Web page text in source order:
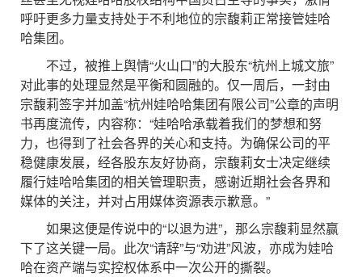
呼吁更多力量支持处于不利地位的宗馥莉正常接管娃哈
哈集团。
不过，被推上舆情“火山口”的大股东“杭州上城文旅”
对此事的处理显然是平衡和圆融的。仅一周后，一封由
宗馥莉签字并加盖“杭州娃哈哈集团有限公司”公章的声明
书再度流传，内容称：“娃哈哈承载着我们的梦想和努
力，也得到了社会各界的关心和支持。为确保公司的平
稳健康发展，经各股东友好协商，宗馥莉女士决定继续
履行娃哈哈集团的相关管理职责，感谢近期社会各界和
媒体的关注，并对占用媒体资源表示歉意。”
如果这便是传说中的“以退为进”，那么宗馥莉显然赢
下了这关键一局。此次“请辞”与“劝进”风波，亦成为娃哈
哈在资产端与实控权体系中一次公开的撕裂。